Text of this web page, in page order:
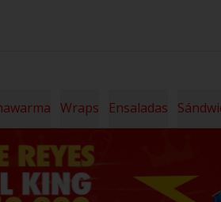
Wraps Ensaladas